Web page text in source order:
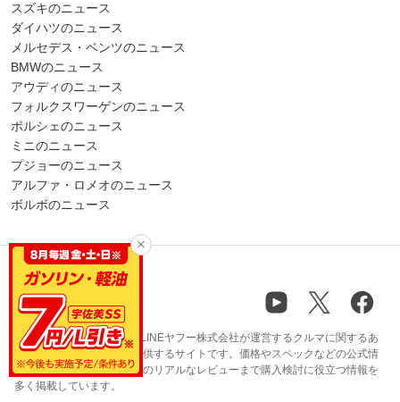
スズキのニュース
ダイハツのニュース
メルセデス・ベンツのニュース
BMWのニュース
アウディのニュース
フォルクスワーゲンのニュース
ポルシェのニュース
ミニのニュース
プジョーのニュース
アルファ・ロメオのニュース
ボルボのニュース
carview!（カービュー）はLINEヤフー株式会社が運営するクルマに関するあ
らゆる情報やサービスを提供するサイトです。価格やスペックなどの公式情
報から、ユーザーや専門家のリアルなレビューまで購入検討に役立つ情報を
多く掲載しています。